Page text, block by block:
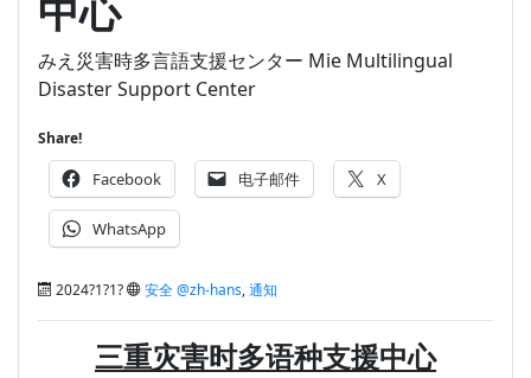
中心
みえ災害時多言語支援センター Mie Multilingual
Disaster Support Center
Share!
Facebook 电子邮件 X
WhatsApp
2024?1?1? 安全 @zh-hans,通知
三重灾害时多语种支援中心